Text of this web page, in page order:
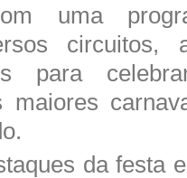
uma
circuitos,
para
maiores
.
da festa